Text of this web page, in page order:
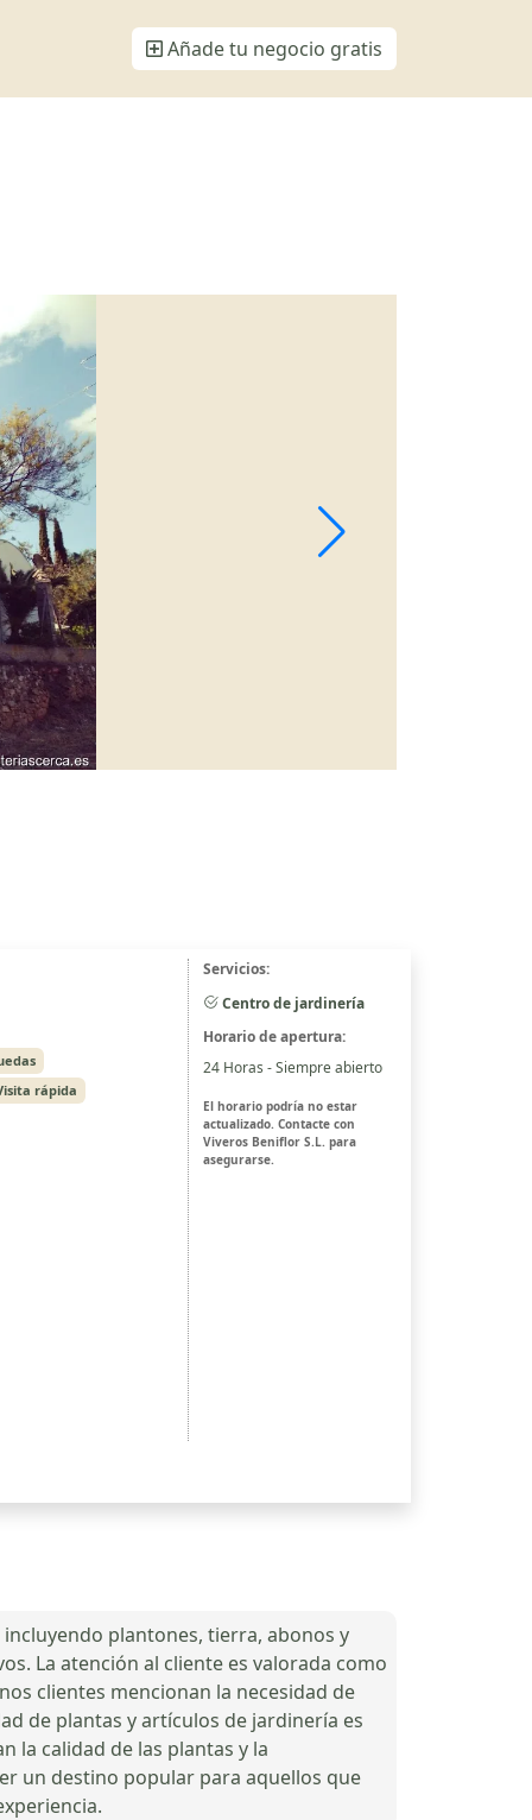
Añade tu negocio gratis
rápida
Servicios:
Centro de jardinería
Horario de apertura:
24 Horas - Siempre abierto
El horario podría no estar
actualizado. Contacte con
Viveros Beniflor S.L. para
asegurarse.
plantones, tierra, abonos y
La atención al cliente es valorada como
clientes mencionan la necesidad de
de plantas y artículos de jardinería es
la calidad de las plantas y la
un destino popular para aquellos que